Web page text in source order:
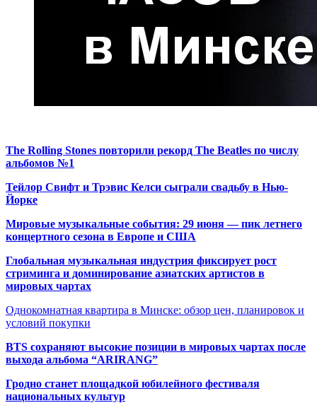
The Rolling Stones повторили рекорд The Beatles по числу
альбомов №1
Тейлор Свифт и Трэвис Келси сыграли свадьбу в Нью-
Йорке
Мировые музыкальные события: 29 июня — пик летнего
концертного сезона в Европе и США
Глобальная музыкальная индустрия фиксирует рост
стриминга и доминирование азиатских артистов в
мировых чартах
Однокомнатная квартира в Минске: обзор цен, планировок и
условий покупки
BTS сохраняют высокие позиции в мировых чартах после
выхода альбома “ARIRANG”
Гродно станет площадкой юбилейного фестиваля
национальных культур